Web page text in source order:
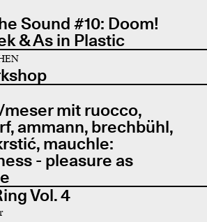
Sound #10: Doom!
& As in Plastic
mit ruocco,
ammann, brechbühl,
mauchle:
- pleasure as
Vol. 4